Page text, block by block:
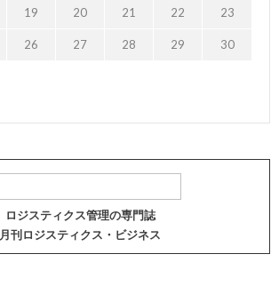
19 20 21 22 23
26 27 28 29 30
ロジスティクス管理の専門誌
月刊ロジスティクス・ビジネス